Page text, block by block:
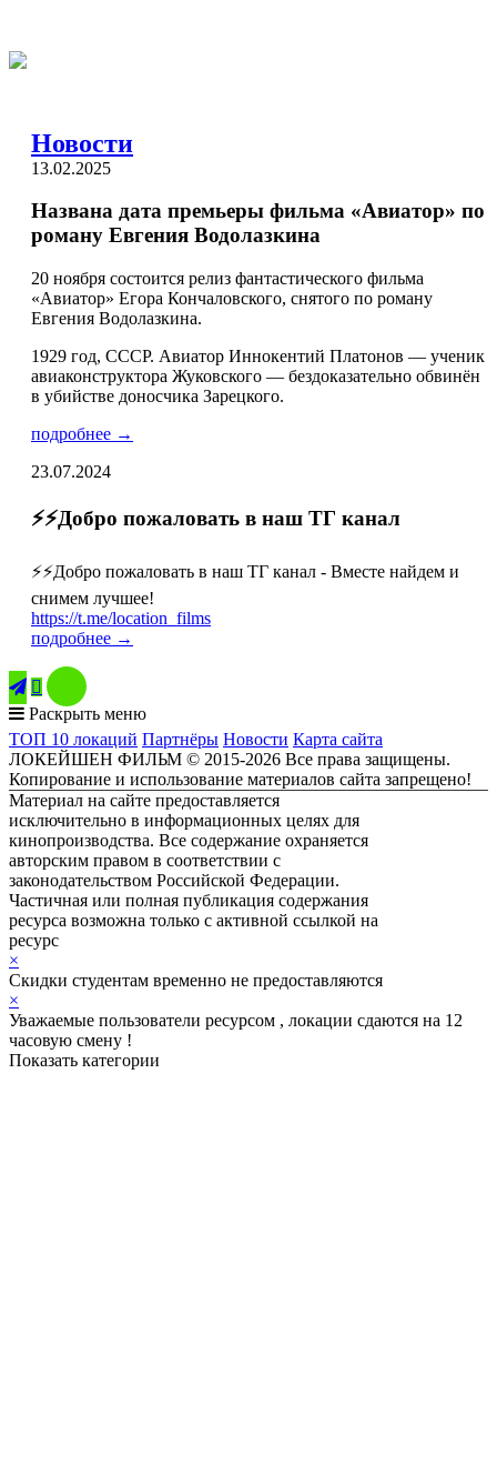
Новости
13.02.2025
Названа дата премьеры фильма «Авиатор» по
роману Евгения Водолазкина
20 ноября состоится релиз фантастического фильма
«Авиатор» Егора Кончаловского, снятого по роману
Евгения Водолазкина.
1929 год, СССР. Авиатор Иннокентий Платонов — ученик
авиаконструктора Жуковского — бездоказательно обвинён
в убийстве доносчика Зарецкого.
подробнее →
23.07.2024
⚡️⚡️Добро пожаловать в наш ТГ канал
⚡️⚡️Добро пожаловать в наш ТГ канал - Вместе найдем и
снимем лучшее!
https://t.me/location_films
подробнее →

Раскрыть меню
ТОП 10 локаций Партнёры Новости Карта сайта
ЛОКЕЙШЕН ФИЛЬМ © 2015-2026 Все права защищены.
Копирование и использование материалов сайта запрещено!
Материал на сайте предоставляется
исключительно в информационных целях для
кинопроизводства. Все содержание охраняется
авторским правом в соответствии с
законодательством Российской Федерации.
Частичная или полная публикация содержания
ресурса возможна только с активной ссылкой на
ресурс
×
Скидки студентам временно не предоставляются
×
Уважаемые пользователи ресурсом , локации сдаются на 12
часовую смену !
Показать категории